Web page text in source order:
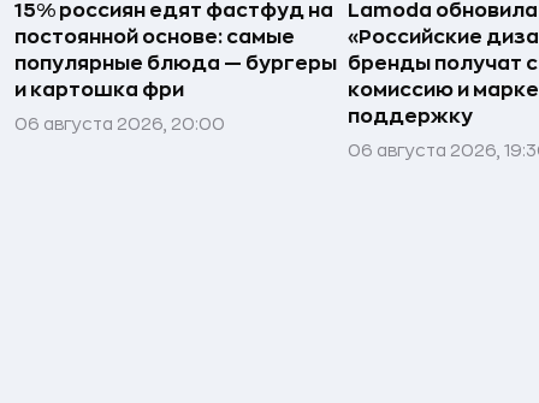
15% россиян едят фастфуд на
постоянной основе: самые
популярные блюда — бургеры
и картошка фри
06 августа 2026, 20:00
Lamoda
«Российские
бренды получат
комиссию и
поддержку
06 августа 2026,